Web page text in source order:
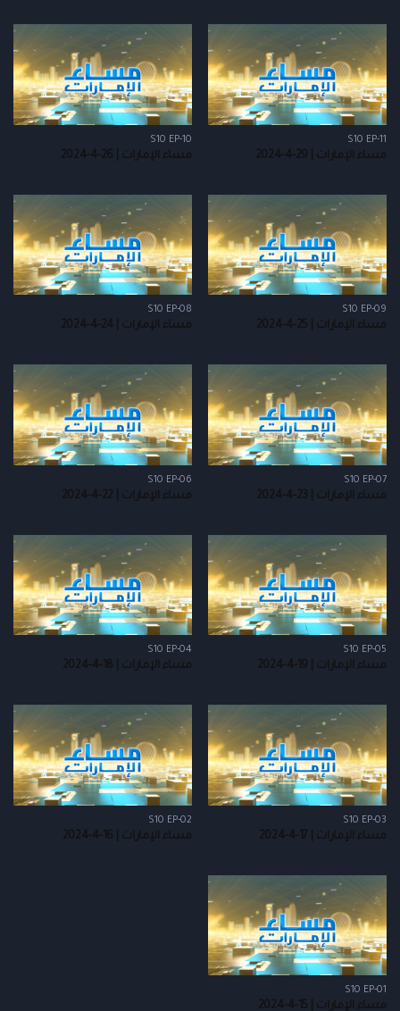
S10 EP-11
مساء الإمارات | 29-4-2024
S10 EP-10
مساء الإمارات | 26-4-2024
S10 EP-09
مساء الإمارات | 25-4-2024
S10 EP-08
مساء الإمارات | 24-4-2024
S10 EP-07
مساء الإمارات | 23-4-2024
S10 EP-06
مساء الإمارات | 22-4-2024
S10 EP-05
مساء الإمارات | 19-4-2024
S10 EP-04
مساء الإمارات | 18-4-2024
S10 EP-03
مساء الإمارات | 17-4-2024
S10 EP-02
مساء الإمارات | 16-4-2024
S10 EP-01
مساء الإمارات | 15-4-2024